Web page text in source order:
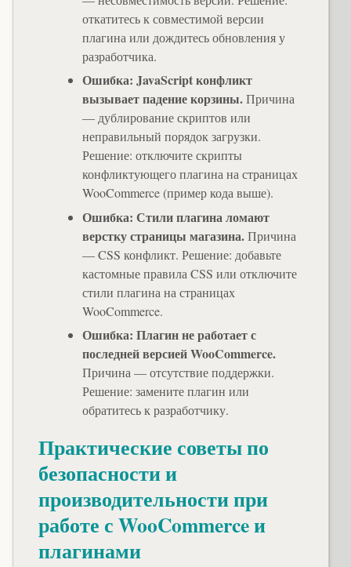
откатитесь к совместимой версии
плагина или дождитесь обновления у
разработчика.
Ошибка: JavaScript конфликт
вызывает падение корзины.Причина
— дублирование скриптов или
неправильный порядок загрузки.
Решение: отключите скрипты
конфликтующего плагина на страницах
WooCommerce (пример кода выше).
Ошибка: Стили плагина ломают
верстку страницы магазина.Причина
— CSS конфликт. Решение: добавьте
кастомные правила CSS или отключите
стили плагина на страницах
WooCommerce.
Ошибка: Плагин не работает с
последней версией WooCommerce.
Причина — отсутствие поддержки.
Решение: замените плагин или
обратитесь к разработчику.
Практические советы по
безопасности и
производительности при
работе с WooCommerce и
плагинами